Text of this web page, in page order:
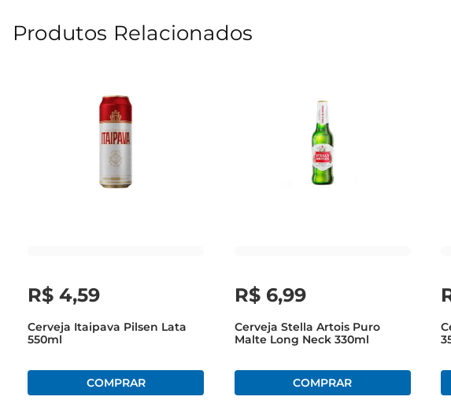
Produtos Relacionados
R$ 4,59
Cerveja Itaipava Pilsen Lata
550ml
R$ 6,99
Cerveja Stella Artois Puro
Malte Long Neck 330ml